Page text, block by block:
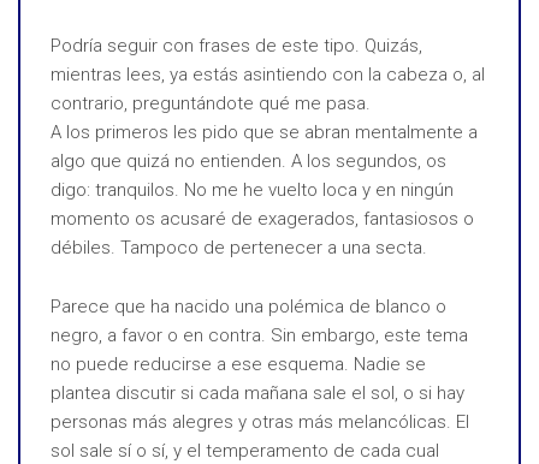
Podría seguir con frases de este tipo. Quizás,
mientras lees, ya estás asintiendo con la cabeza o, al
contrario, preguntándote qué me pasa.
A los primeros les pido que se abran mentalmente a
algo que quizá no entienden. A los segundos, os
digo: tranquilos. No me he vuelto loca y en ningún
momento os acusaré de exagerados, fantasiosos o
débiles. Tampoco de pertenecer a una secta.
Parece que ha nacido una polémica de blanco o
negro, a favor o en contra. Sin embargo, este tema
no puede reducirse a ese esquema. Nadie se
plantea discutir si cada mañana sale el sol, o si hay
personas más alegres y otras más melancólicas. El
sol sale sí o sí, y el temperamento de cada cual